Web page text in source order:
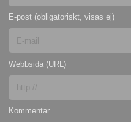
E-post (obligatoriskt, visas ej)
Webbsida (URL)
Kommentar